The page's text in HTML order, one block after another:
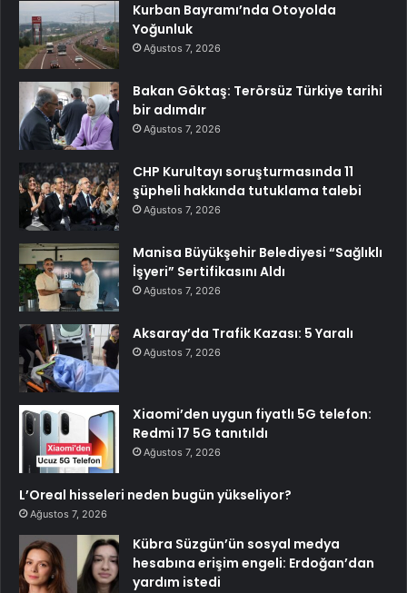
Kurban Bayramı’nda Otoyolda
Yoğunluk
Ağustos 7, 2026
Bakan Göktaş: Terörsüz Türkiye tarihi
bir adımdır
Ağustos 7, 2026
CHP Kurultayı soruşturmasında 11
şüpheli hakkında tutuklama talebi
Ağustos 7, 2026
Manisa Büyükşehir Belediyesi “Sağlıklı
İşyeri” Sertifikasını Aldı
Ağustos 7, 2026
Aksaray’da Trafik Kazası: 5 Yaralı
Ağustos 7, 2026
Xiaomi’den uygun fiyatlı 5G telefon:
Redmi 17 5G tanıtıldı
Ağustos 7, 2026
L’Oreal hisseleri neden bugün yükseliyor?
Ağustos 7, 2026
Kübra Süzgün’ün sosyal medya
hesabına erişim engeli: Erdoğan’dan
yardım istedi